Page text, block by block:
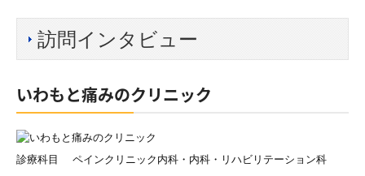
事務所概要
交通案内
訪問インタビュー
いわもと痛みのクリニック
診療科目 ペインクリニック内科・内科・リハビリテーション科